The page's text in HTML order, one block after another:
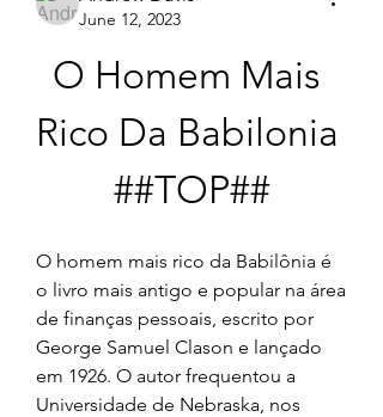
June 12, 2023
O Homem Mais
Rico Da Babilonia
##TOP##
O homem mais rico da Babilônia é
o livro mais antigo e popular na área
de finanças pessoais, escrito por
George Samuel Clason e lançado
em 1926. O autor frequentou a
Universidade de Nebraska, nos